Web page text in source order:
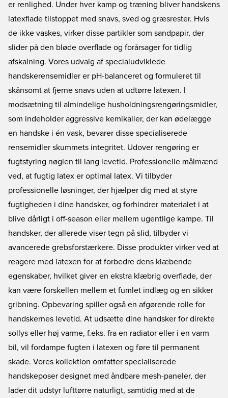
er renlighed. Under hver kamp og træning bliver handskens
latexflade tilstoppet med snavs, sved og græsrester. Hvis
de ikke vaskes, virker disse partikler som sandpapir, der
slider på den bløde overflade og forårsager for tidlig
afskalning. Vores udvalg af specialudviklede
handskerensemidler er pH-balanceret og formuleret til
skånsomt at fjerne snavs uden at udtørre latexen. I
modsætning til almindelige husholdningsrengøringsmidler,
som indeholder aggressive kemikalier, der kan ødelægge
en handske i én vask, bevarer disse specialiserede
rensemidler skummets integritet. Udover rengøring er
fugtstyring nøglen til lang levetid. Professionelle målmænd
ved, at fugtig latex er optimal latex. Vi tilbyder
professionelle løsninger, der hjælper dig med at styre
fugtigheden i dine handsker, og forhindrer materialet i at
blive dårligt i off-season eller mellem ugentlige kampe. Til
handsker, der allerede viser tegn på slid, tilbyder vi
avancerede grebsforstærkere. Disse produkter virker ved at
reagere med latexen for at forbedre dens klæbende
egenskaber, hvilket giver en ekstra klæbrig overflade, der
kan være forskellen mellem et fumlet indlæg og en sikker
gribning. Opbevaring spiller også en afgørende rolle for
handskernes levetid. At udsætte dine handsker for direkte
sollys eller høj varme, f.eks. fra en radiator eller i en varm
bil, vil fordampe fugten i latexen og føre til permanent
skade. Vores kollektion omfatter specialiserede
handskeposer designet med åndbare mesh-paneler, der
lader dit udstyr lufttørre naturligt, samtidig med at de